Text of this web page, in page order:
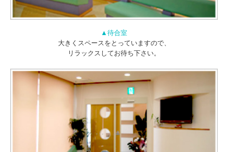
▲待合室
大きくスペースをとっていますので、
リラックスしてお待ち下さい。